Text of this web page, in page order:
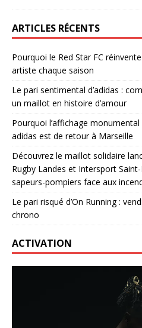
ARTICLES RÉCENTS
Pourquoi le Red Star FC
artiste chaque saison
Le pari sentimental d’adidas :
un maillot en histoire d’amour
Pourquoi l’affichage
adidas est de retour à Marseille
Découvrez le maillot solidaire
Rugby Landes et Intersport
sapeurs-pompiers face aux
Le pari risqué d’On Running :
chrono
ACTIVATION